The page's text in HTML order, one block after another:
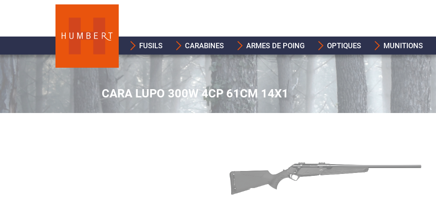
FUSILS CARABINES ARMES DE POING OPTIQUES MUNITIONS
CARA LUPO 300W 4CP 61CM 14X1